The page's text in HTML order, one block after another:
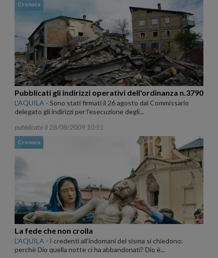
Cronaca
Pubblicati gli indirizzi operativi dell'ordinanza n.3790
L'AQUILA - Sono stati firmati il 26 agosto dal Commissario
delegato gli indirizzi per l’esecuzione degli...
pubblicato il 28/08/2009 10:51
Cronaca
La fede che non crolla
L'AQUILA - I credenti all'indomani del sisma si chiedono:
perchè Dio quella notte ci ha abbandonati? Dio è...